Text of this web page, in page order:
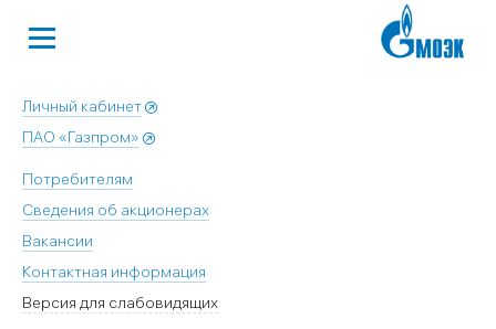
Личный кабинет
ПАО «Газпром»
Потребителям
Сведения об акционерах
Вакансии
Контактная информация
Версия для слабовидящих